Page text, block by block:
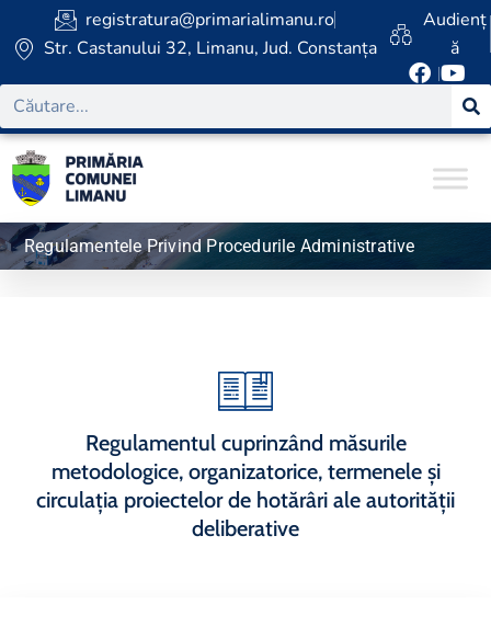
registratura@primarialimanu.ro
Str. Castanului 32, Limanu, Jud. Constanța
Audienț
ă
Regulamentele Privind Procedurile Administrative
Regulamentul cuprinzând măsurile
metodologice, organizatorice, termenele și
circulația proiectelor de hotărâri ale autorității
deliberative